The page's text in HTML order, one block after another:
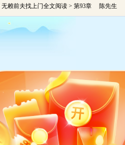
无赖前夫找上门全文阅读 > 第93章 陈先生